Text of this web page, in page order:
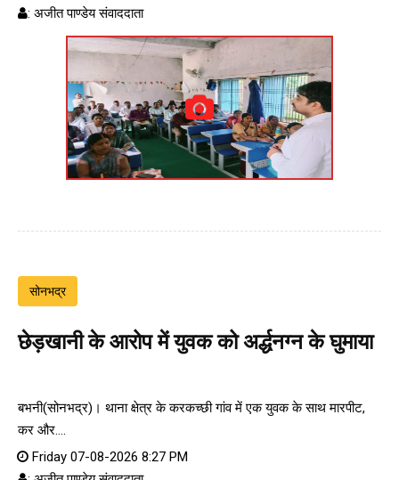
: अजीत पाण्डेय संवाददाता
सोनभद्र
छेड़खानी के आरोप में युवक को अर्द्धनग्न के घुमाया
बभनी(सोनभद्र)। थाना क्षेत्र के करकच्छी गांव में एक युवक के साथ मारपीट,
कर और....
Friday 07-08-2026 8:27 PM